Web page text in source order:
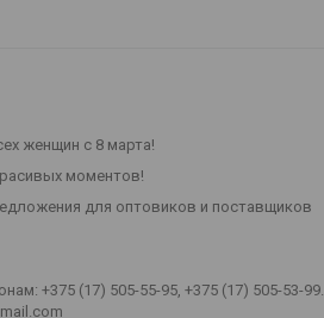
женщин с 8 марта!
моментов!
для оптовиков и поставщиков
+375 (17) 505-55-95, +375 (17) 505-53-99.